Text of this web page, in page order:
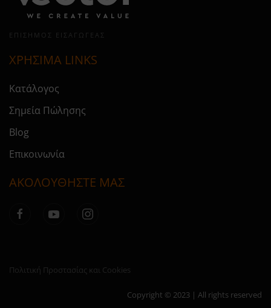
ΕΠΊΣΗΜΟΣ ΕΙΣΑΓΩΓΈΑΣ
ΧΡΗΣΙΜΑ LINKS
Κατάλογος
Σημεία Πώλησης
Blog
Επικοινωνία
ΑΚΟΛΟΥΘΗΣΤΕ ΜΑΣ
Πολιτική Προστασίας και Cookies
Copyright © 2023 | All rights reserved